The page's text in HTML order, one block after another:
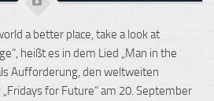
a better place, take a look at
heißt es in dem Lied „Man in the
Aufforderung, den weltweiten
for Future“ am 20. September